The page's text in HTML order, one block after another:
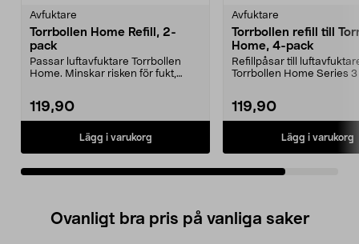
Avfuktare
Torrbollen Home Refill, 2-
pack
Passar luftavfuktare Torrbollen
Home. Minskar risken för fukt,
119,90
Lägg i varukorg
Avfuktare
Torrbollen refill till
Home, 4-pack
Refillpåsar till
Torrbollen Home Series
119,90
Lägg i varukorg
Ovanligt bra pris på vanliga saker